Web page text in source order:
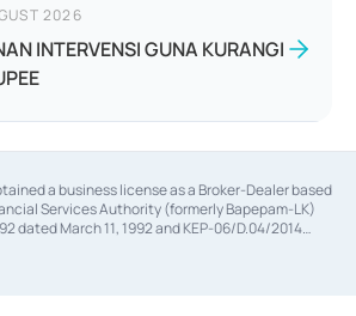
2026
INTERVENSI GUNA KURANGI
a business license as a Broker-Dealer based
Services Authority (formerly Bapepam-LK)
dated March 11, 1992 and KEP-06/D.04/2014
business license as an Underwriter based on the
Authority Number KEP-12/PM/PEE/1997